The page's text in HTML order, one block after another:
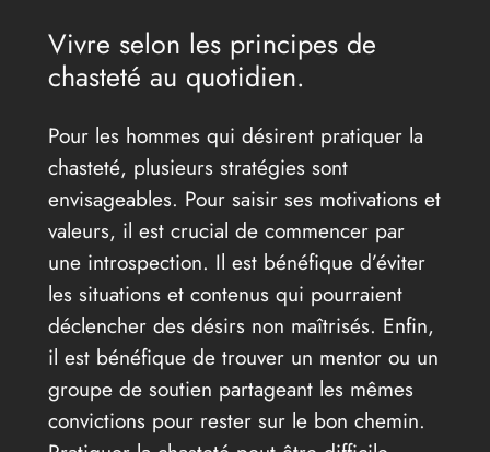
Vivre selon les principes de
chasteté au quotidien.
Pour les hommes qui désirent pratiquer la
chasteté, plusieurs stratégies sont
envisageables. Pour saisir ses motivations et
valeurs, il est crucial de commencer par
une introspection. Il est bénéfique d’éviter
les situations et contenus qui pourraient
déclencher des désirs non maîtrisés. Enfin,
il est bénéfique de trouver un mentor ou un
groupe de soutien partageant les mêmes
convictions pour rester sur le bon chemin.